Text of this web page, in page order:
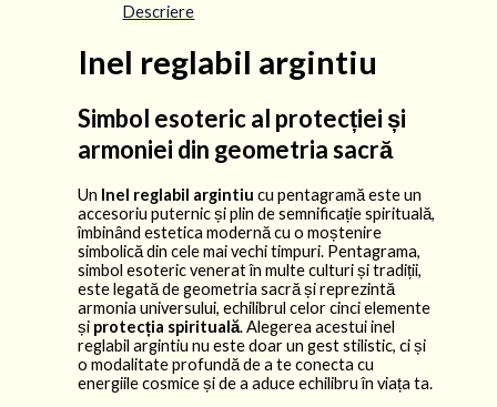
Descriere
Inel reglabil argintiu
Simbol esoteric al protecției și
armoniei din geometria sacră
Un Inel reglabil argintiu cu pentagramă este un
accesoriu puternic și plin de semnificație spirituală,
îmbinând estetica modernă cu o moștenire
simbolică din cele mai vechi timpuri. Pentagrama,
simbol esoteric venerat în multe culturi și tradiții,
este legată de geometria sacră și reprezintă
armonia universului, echilibrul celor cinci elemente
și protecția spirituală. Alegerea acestui inel
reglabil argintiu nu este doar un gest stilistic, ci și
o modalitate profundă de a te conecta cu
energiile cosmice și de a aduce echilibru în viața ta.